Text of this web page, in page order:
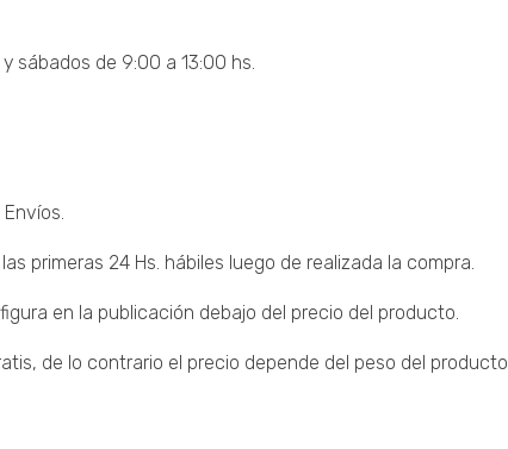
sábados de 9:00 a 13:00 hs.
primeras 24 Hs. hábiles luego de realizada la compra.
en la publicación debajo del precio del producto.
de lo contrario el precio depende del peso del producto.